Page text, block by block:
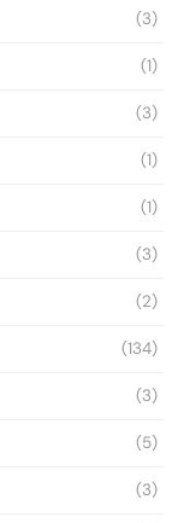
(3)
(1)
(3)
(1)
(1)
(3)
(2)
(134)
(3)
(5)
(3)